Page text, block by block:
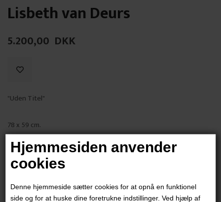
Hjemmesiden anvender
cookies
Denne hjemmeside sætter cookies for at opnå en funktionel
side og for at huske dine foretrukne indstillinger. Ved hjælp af
Lisbeth van Deurs
5.200,00 DKK
"Uden Titel"
78 x 59 cm.
Mixed media på papir
Sort glasramme
PRODUKTINFORMATION